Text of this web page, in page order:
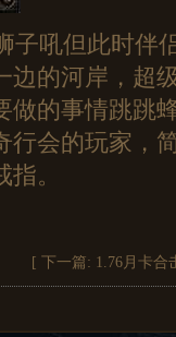
吼但此时伴
边的河岸，超
做的事情跳跳
会的玩家，
。
[ 下一篇: 1.76月卡合